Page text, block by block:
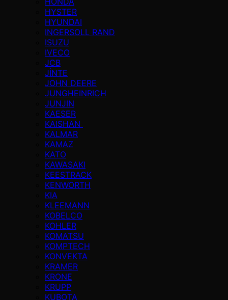
HYSTER
HYUNDAI
INGERSOLL RAND
ISUZU
IVECO
JCB
JİNTE
JOHN DEERE
JUNGHEINRICH
JUNJIN
KAESER
KAISHAN
KALMAR
KAMAZ
KATO
KAWASAKI
KEESTRACK
KENWORTH
KIA
KLEEMANN
KOBELCO
KOHLER
KOMATSU
KOMPTECH
KONVEKTA
KRAMER
KRONE
KRUPP
KUBOTA